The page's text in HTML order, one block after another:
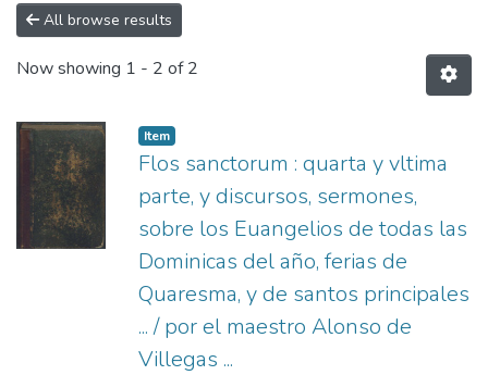
All browse results
Now showing 1 - 2 of 2
Item
Flos sanctorum : quarta y vltima
parte, y discursos, sermones,
sobre los Euangelios de todas las
Dominicas del año, ferias de
Quaresma, y de santos principales
... / por el maestro Alonso de
Villegas ...